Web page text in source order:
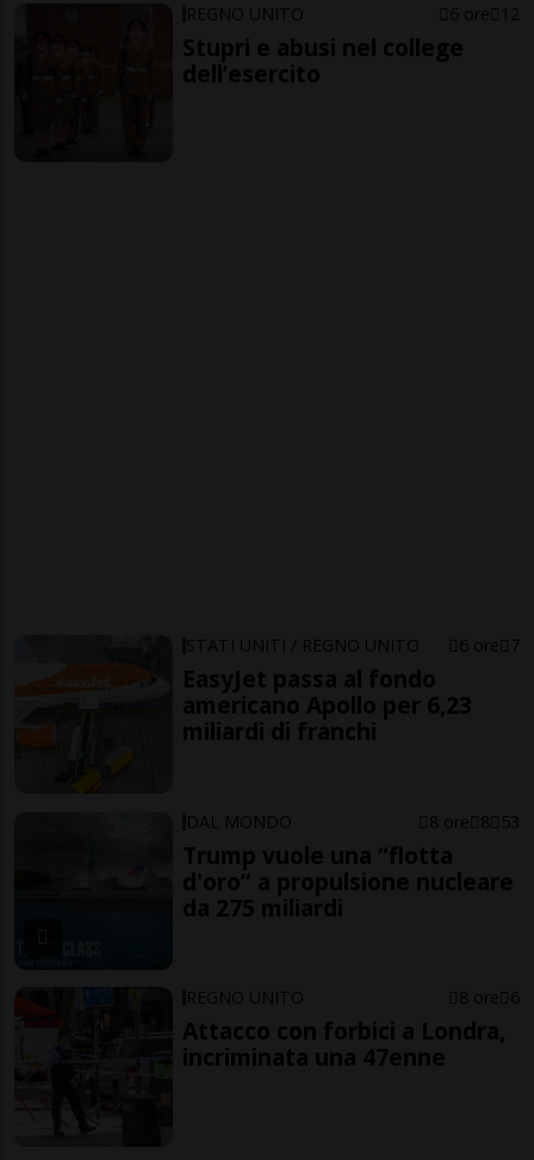
REGNO UNITO 6 ore 12
Stupri e abusi nel college
dell’esercito
STATI UNITI / REGNO UNITO 6 ore 7
EasyJet passa al fondo
americano Apollo per 6,23
miliardi di franchi
DAL MONDO 8 ore 8 53
Trump vuole una “flotta
d'oro” a propulsione nucleare
da 275 miliardi
REGNO UNITO 8 ore 6
Attacco con forbici a Londra,
incriminata una 47enne